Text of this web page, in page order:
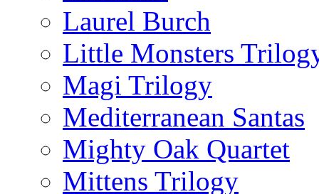
Laurel Burch
Little Monsters
Magi Trilogy
Mediterranean Santas
Mighty Oak Quartet
Mittens Trilogy